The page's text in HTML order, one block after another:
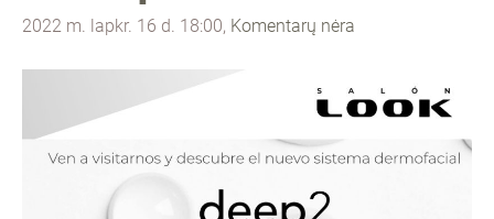
2022 m. lapkr. 16 d. 18:00, Komentarų nėra